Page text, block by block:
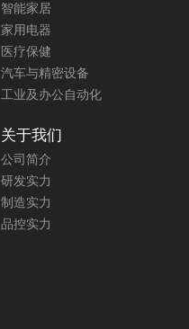
智能家居
家用电器
医疗保健
汽车与精密设备
工业及办公自动化
关于我们
公司简介
研发实力
制造实力
品控实力